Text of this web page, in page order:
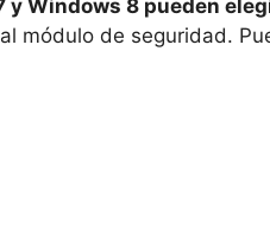
Windows 8 pueden
módulo de seguridad.